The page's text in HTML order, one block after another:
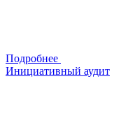
Подробнее
Инициативный аудит